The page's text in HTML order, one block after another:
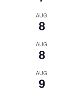
AUG
8
AUG
8
AUG
9